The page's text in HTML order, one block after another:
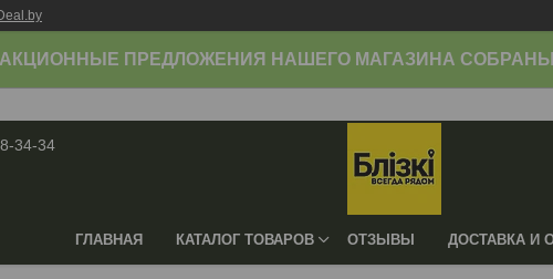
АКЦИОННЫЕ ПРЕДЛОЖЕНИЯ НАШЕГО МАГАЗИНА
34-34
ГЛАВНАЯ КАТАЛОГ ТОВАРОВ ОТЗЫВЫ ДОСТАВКА И